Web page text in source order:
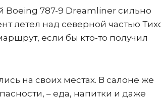
Boeing 787-9 Dreamliner сильно
летел над северной частью
если бы кто-то получил
на своих местах. В салоне же
– еда, напитки и даже